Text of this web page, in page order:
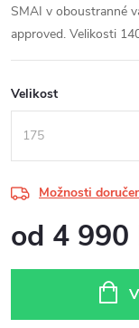
SMAI v oboustranné
approved. Velikosti
Velikost
Možnosti
od 4 990